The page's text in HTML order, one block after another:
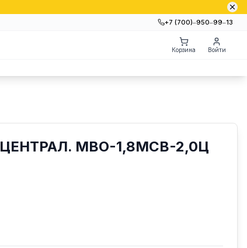
+7 (700)‒950‒99‒13
Корзина Войти
МВО-1,8МСВ-2,0Ц